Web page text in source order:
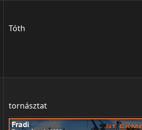
Tóth
tornásztat